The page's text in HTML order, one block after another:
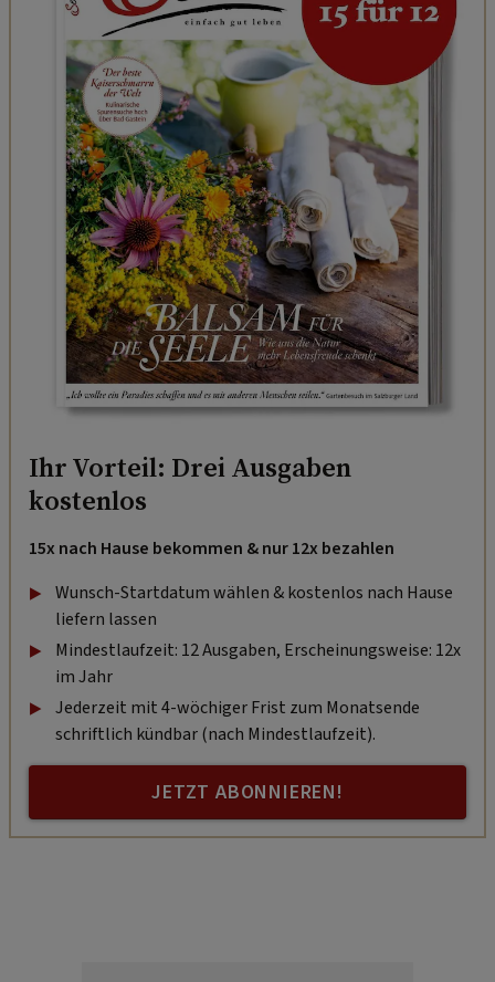
Ihr Vorteil: Drei Ausgaben
kostenlos
15x nach Hause bekommen & nur 12x bezahlen
Wunsch-Startdatum wählen & kostenlos nach Hause
liefern lassen
Mindestlaufzeit: 12 Ausgaben, Erscheinungsweise: 12x
im Jahr
Jederzeit mit 4-wöchiger Frist zum Monatsende
schriftlich kündbar (nach Mindestlaufzeit).
JETZT ABONNIEREN!